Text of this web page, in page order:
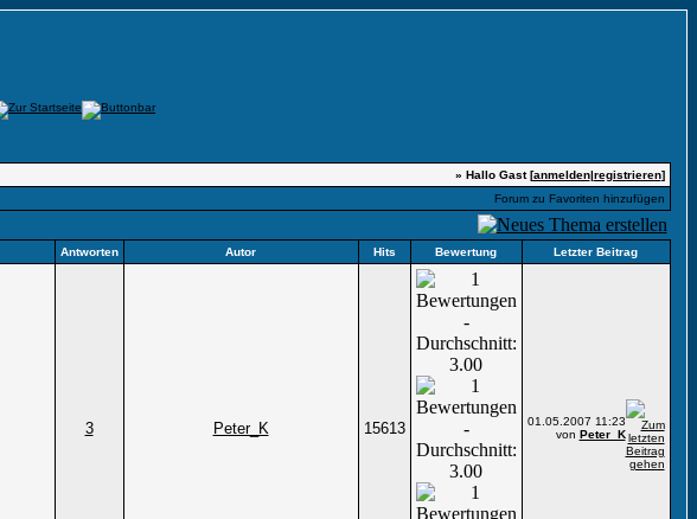
» Hallo Gast [anmelden|registrieren]
Forum zu Favoriten hinzufügen
Antworten Autor Hits Bewertung Letzter Beitrag
3 Peter_K 15613 01.05.2007 11:23
von Peter_K